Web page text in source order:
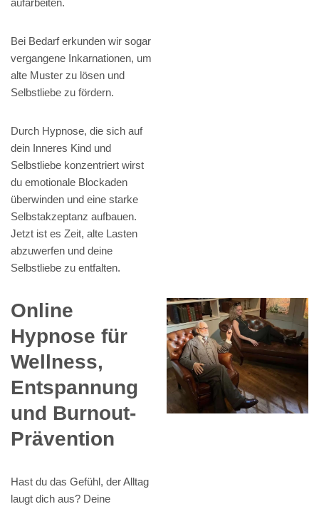
aufarbeiten.
Bei Bedarf erkunden wir sogar
vergangene Inkarnationen, um
alte Muster zu lösen und
Selbstliebe zu fördern.
Durch Hypnose, die sich auf
dein Inneres Kind und
Selbstliebe konzentriert wirst
du emotionale Blockaden
überwinden und eine starke
Selbstakzeptanz aufbauen.
Jetzt ist es Zeit, alte Lasten
abzuwerfen und deine
Selbstliebe zu entfalten.
Online
Hypnose für
Wellness,
Entspannung
und Burnout-
Prävention
Hast du das Gefühl, der Alltag
laugt dich aus? Deine